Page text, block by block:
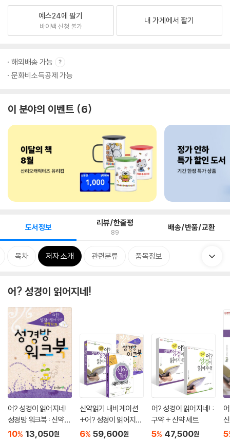
예스24에 팔기
바이백 신청 불가
내 가게에서 팔기
해외배송 가능
문화비소득공제 가능
이 분야의 이벤트 6
도서정보 리뷰/한줄평
89 배송/반품/교환
목차 저자 소개 관련분류 품목정보
어? 성경이 읽어지네!
어? 성경이 읽어지네!
성경방 워크북 : 신약12
과
10% 13,050원
신약읽기 내비게이션
+어? 성경이 읽어지
네!+신약12과 성경방
6% 59,600원
어? 성경이 읽어지네! :
구약 + 신약 세트
5% 47,500원 5